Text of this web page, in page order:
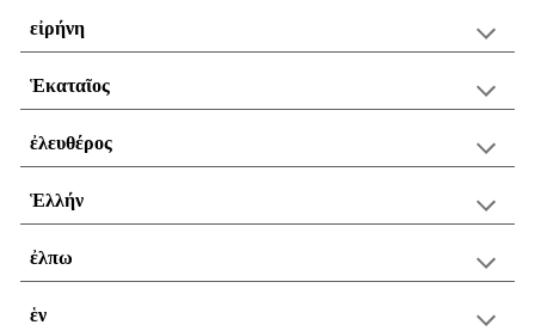
εἰρήνη
Ἑκαταῖος
ἐλευθέρος
Ἑλλήν
ἐλπω
ἑν